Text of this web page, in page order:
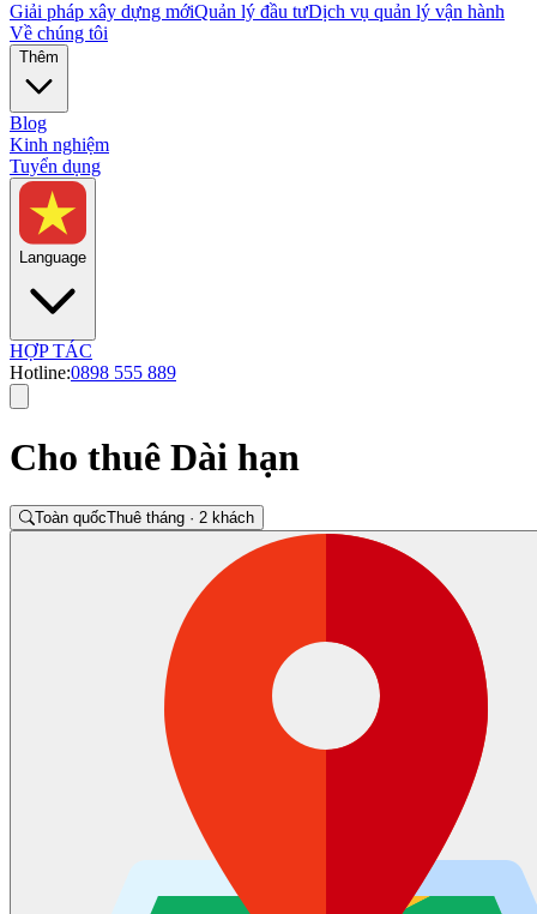
Giải pháp xây dựng mớiQuản lý đầu tưDịch vụ quản lý vận hành
Về chúng tôi
Thêm
Blog
Kinh nghiệm
Tuyển dụng
Language
HỢP TÁC
Hotline:0898 555 889
Cho thuê Dài hạn
Toàn quốcThuê tháng · 2 khách